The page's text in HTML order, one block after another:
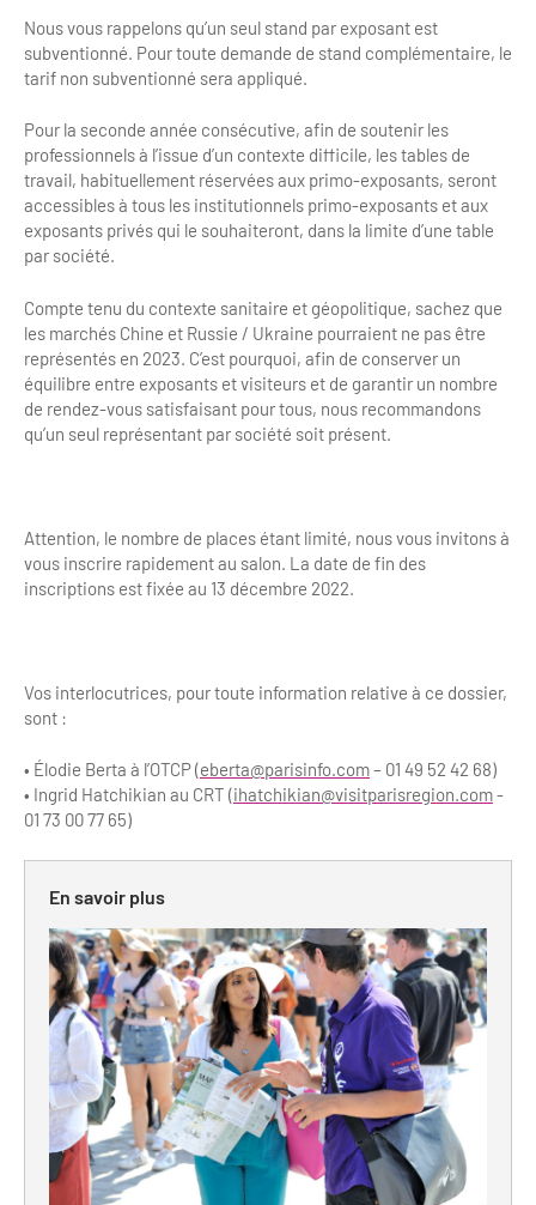
Nous vous rappelons qu’un seul stand par exposant est
subventionné. Pour toute demande de stand complémentaire, le
tarif non subventionné sera appliqué.
Pour la seconde année consécutive, afin de soutenir les
professionnels à l’issue d’un contexte difficile, les tables de
travail, habituellement réservées aux primo-exposants, seront
accessibles à tous les institutionnels primo-exposants et aux
exposants privés qui le souhaiteront, dans la limite d’une table
par société.
Compte tenu du contexte sanitaire et géopolitique, sachez que
les marchés Chine et Russie / Ukraine pourraient ne pas être
représentés en 2023. C’est pourquoi, afin de conserver un
équilibre entre exposants et visiteurs et de garantir un nombre
de rendez-vous satisfaisant pour tous, nous recommandons
qu’un seul représentant par société soit présent.
Attention, le nombre de places étant limité, nous vous invitons à
vous inscrire rapidement au salon. La date de fin des
inscriptions est fixée au 13 décembre 2022.
Vos interlocutrices, pour toute information relative à ce dossier,
sont :
• Élodie Berta à l’OTCP (eberta@parisinfo.com– 01 49 52 42 68)
• Ingrid Hatchikian au CRT (ihatchikian@visitparisregion.com-
01 73 00 77 65)
En savoir plus